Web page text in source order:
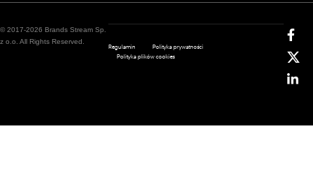
© 2017-2026 Brands Stream Sp.
z o.o. All Rights Reserved.
Regulamin
Polityka prywatności
Polityka plików cookies